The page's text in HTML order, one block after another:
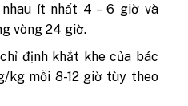
nhau ít nhất 4 – 6 giờ và
vòng 24 giờ.
định khắt khe của bác
kg mỗi 8-12 giờ tùy theo